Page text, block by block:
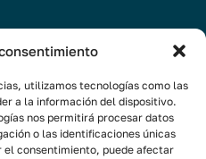
utilizamos tecnologías como las
a la información del dispositivo.
nos permitirá procesar datos
o las identificaciones únicas
consentimiento, puede afectar